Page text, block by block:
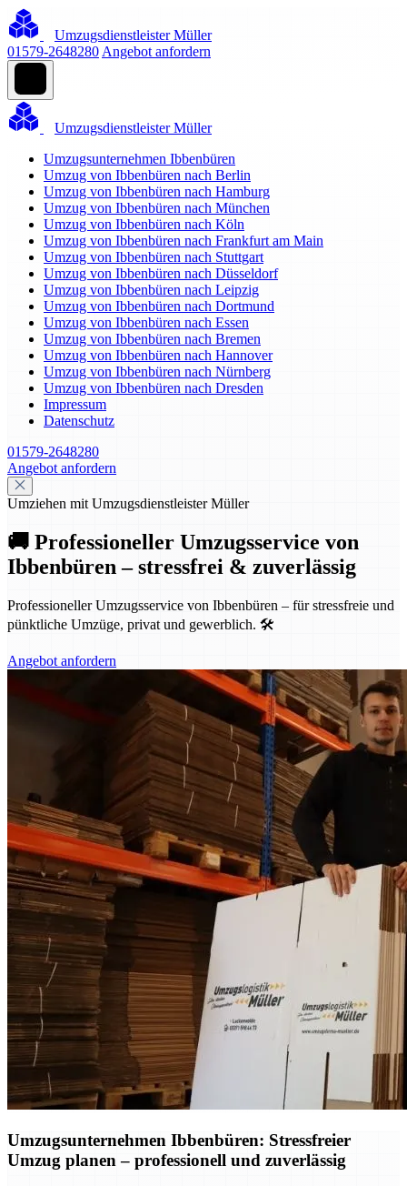
Umzugsdienstleister Müller
01579-2648280 Angebot anfordern
Umzugsdienstleister Müller
Umzugsunternehmen Ibbenbüren
Umzug von Ibbenbüren nach Berlin
Umzug von Ibbenbüren nach Hamburg
Umzug von Ibbenbüren nach München
Umzug von Ibbenbüren nach Köln
Umzug von Ibbenbüren nach Frankfurt am Main
Umzug von Ibbenbüren nach Stuttgart
Umzug von Ibbenbüren nach Düsseldorf
Umzug von Ibbenbüren nach Leipzig
Umzug von Ibbenbüren nach Dortmund
Umzug von Ibbenbüren nach Essen
Umzug von Ibbenbüren nach Bremen
Umzug von Ibbenbüren nach Hannover
Umzug von Ibbenbüren nach Nürnberg
Umzug von Ibbenbüren nach Dresden
Impressum
Datenschutz
01579-2648280
Angebot anfordern
Umziehen mit Umzugsdienstleister Müller
🚚 Professioneller Umzugsservice von
Ibbenbüren – stressfrei & zuverlässig
Professioneller Umzugsservice von Ibbenbüren – für stressfreie und
pünktliche Umzüge, privat und gewerblich. 🛠️
Angebot anfordern
Umzugsunternehmen Ibbenbüren: Stressfreier
Umzug planen – professionell und zuverlässig